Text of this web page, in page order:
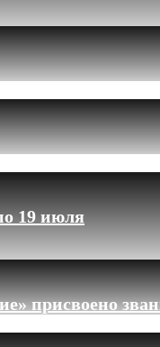
19 июля
присвоено